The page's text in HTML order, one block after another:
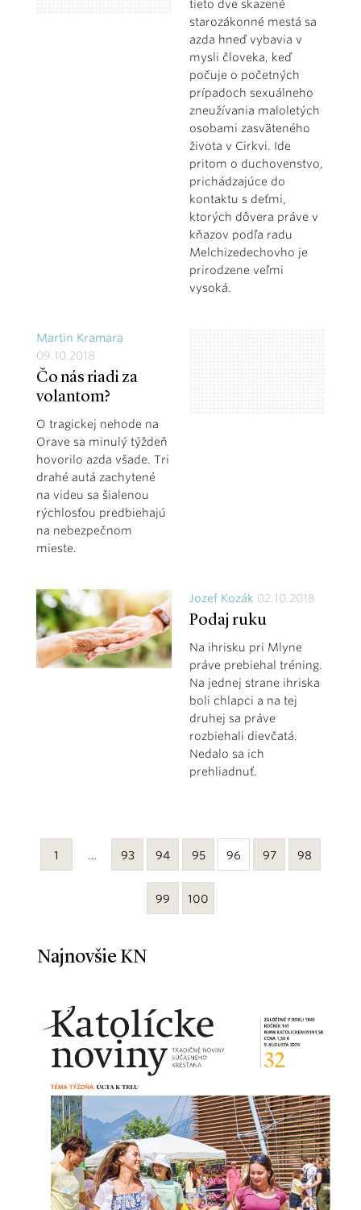
tieto dve skazené
starozákonné mestá sa
azda hneď vybavia v
mysli človeka, keď
počuje o početných
prípadoch sexuálneho
zneužívania maloletých
osobami zasväteného
života v Cirkvi. Ide
pritom o duchovenstvo,
prichádzajúce do
kontaktu s deťmi,
ktorých dôvera práve v
kňazov podľa radu
Melchizedechovho je
prirodzene veľmi
vysoká.
Martin Kramara
09.10.2018
Čo nás riadi za
volantom?
O tragickej nehode na
Orave sa minulý týždeň
hovorilo azda všade. Tri
drahé autá zachytené
na videu sa šialenou
rýchlosťou predbiehajú
na nebezpečnom
mieste.
Jozef Kozák 02.10.2018
Podaj ruku
Na ihrisku pri Mlyne
práve prebiehal tréning.
Na jednej strane ihriska
boli chlapci a na tej
druhej sa práve
rozbiehali dievčatá.
Nedalo sa ich
prehliadnuť.
1 … 93 94 95 96 97 98
99 100
Najnovšie KN